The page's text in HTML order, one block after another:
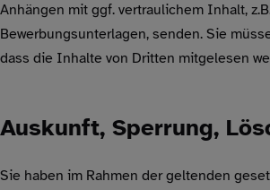
Anhängen mit ggf. vertraulichem Inhalt,
Bewerbungsunterlagen, senden. Sie
dass die Inhalte von Dritten mitgelesen
Auskunft, Sperrung,
Sie haben im Rahmen der geltenden